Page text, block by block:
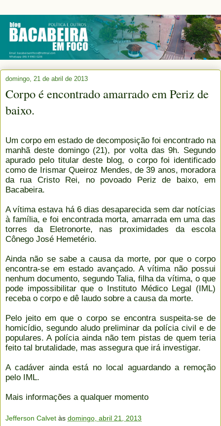
domingo, 21 de abril de 2013
Corpo é encontrado amarrado em Periz de
baixo.
Um corpo em estado de decomposição foi encontrado na
manhã deste domingo (21), por volta das 9h. Segundo
apurado pelo titular deste blog, o corpo foi identificado
como de Irismar Queiroz Mendes, de 39 anos, moradora
da rua Cristo Rei, no povoado Periz de baixo, em
Bacabeira.
A vítima estava há 6 dias desaparecida sem dar notícias
à família, e foi encontrada morta, amarrada em uma das
torres da Eletronorte, nas proximidades da escola
Cônego José Hemetério.
Ainda não se sabe a causa da morte, por que o corpo
encontra-se em estado avançado. A vítima não possui
nenhum documento, segundo Talia, filha da vítima, o que
pode impossibilitar que o Instituto Médico Legal (IML)
receba o corpo e dê laudo sobre a causa da morte.
Pelo jeito em que o corpo se encontra suspeita-se de
homicídio, segundo aludo preliminar da polícia civil e de
populares. A polícia ainda não tem pistas de quem teria
feito tal brutalidade, mas assegura que irá investigar.
A cadáver ainda está no local aguardando a remoção
pelo IML.
Mais informações a qualquer momento
Jefferson Calvet às domingo, abril 21, 2013